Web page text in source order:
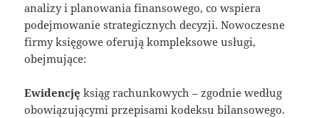
analizy i planowania finansowego, co wspiera
podejmowanie strategicznych decyzji. Nowoczesne
firmy księgowe oferują kompleksowe usługi,
obejmujące:
Ewidencję ksiąg rachunkowych – zgodnie według
obowiązującymi przepisami kodeksu bilansowego.